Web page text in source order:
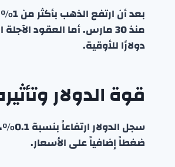
دولارًا للأوقية.
قوة الدولار
سجل
ضغطاً إضافياً على الأسعار.